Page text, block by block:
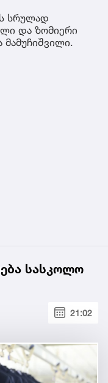
სრულად
და ზომიერი
მამუჩიშვილი.
სასკოლო
21:02